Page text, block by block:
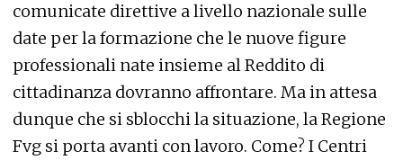
comunicate direttive a livello nazionale sulle
date per la formazione che le nuove figure
professionali nate insieme al Reddito di
cittadinanza dovranno affrontare. Ma in attesa
dunque che si sblocchi la situazione, la Regione
Fvg si porta avanti con lavoro. Come? I Centri